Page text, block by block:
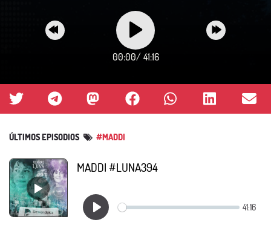
00:00/ 41:16
ÚLTIMOS EPISODIOS #MADDI
MADDI #LUNA394